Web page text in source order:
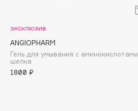
Bvlgari
эксклюзив
ANGIOPHARM
Гель для умывания с аминокислотами
шелка
1800 ₽